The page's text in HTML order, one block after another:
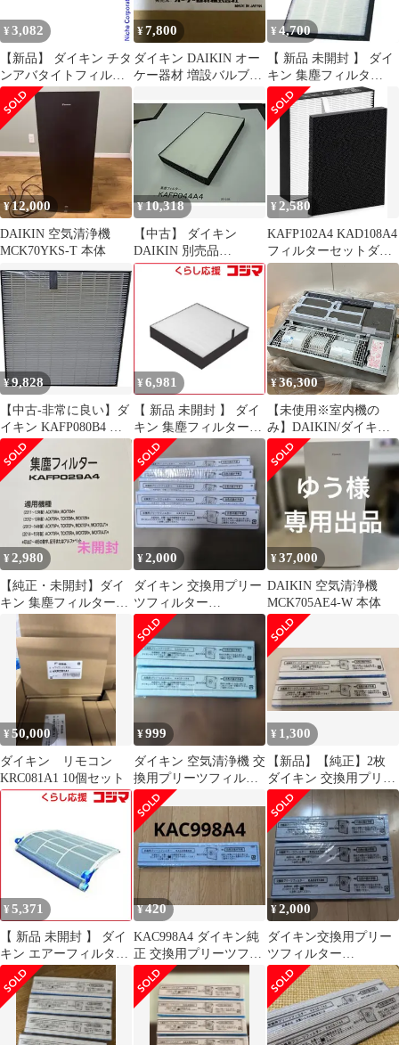
¥ 3,082
【新品】 ダイキン チタ
ンアバタイトフィルタ
ー 1枚 KAFC118A4 ア
クセサリー 空気清浄機
空清 DAIKIN フィルタ
¥7,800
ダイキン DAIKIN オー
ケー器材 増設バルブキ
¥ 4,700
【 新品 未開封 】 ダイ
キン 集塵フィルタ
KAFP029A4 未使用 送
料無料
¥12,000
DAIKIN 空気清浄機
MCK70YKS-T 本体
¥ 10,318
【中古】 ダイキン
DAIKIN 別売品
【KAFP044A4】集塵フ
¥2,580
KAFP102A4 KAD108A4
フィルターセットダイ
キン 空気清浄機 互換
¥9,828
【中古-非常に良い】ダ
イキン KAFP080B4 交
換用集じんフィルター
¥ 6,981
【 新品 未開封 】 ダイ
キン 集塵フィルター
KAFP097A4 未使用 送
料無料
¥36,300
【未使用※室内機の
み】DAIKIN/ダイキン
FXYKP22CB 天井埋込
形 シングルフロー 0.7
馬力 2020年 ●93535
¥2,980
【純正・未開封】ダイ
キン 集塵フィルター
KAFPO29A4
¥2,000
ダイキン 交換用プリー
ツフィルター
KAC979A4
¥37,000
DAIKIN 空気清浄機
MCK705AE4-W 本体
¥50,000
ダイキン リモコン
KRC081A1 10個セット
¥999
ダイキン 空気清浄機 交
換用プリーツフィルタ
ー KAC017A4
¥ 1,300
【新品】【純正】2枚
ダイキン 交換用プリー
ツフィルター
KAC017A4
¥ 5,371
【 新品 未開封 】 ダイ
キン エアーフィルター
ユニット KAF020A44
未使用 送料無料
¥420
KAC998A4 ダイキン純
正 交換用プリーツフィ
ルター【新品】1枚
¥2,000
ダイキン交換用プリー
ツフィルター
KAC017A4 3枚セット